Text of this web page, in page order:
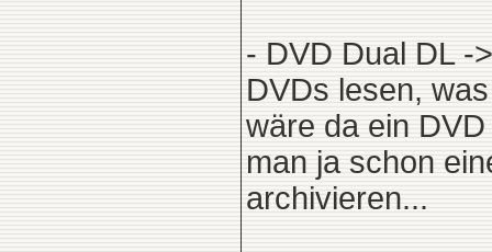
- DVD Dual DL -
DVDs lesen,
wäre da ein
man ja schon
archivieren...